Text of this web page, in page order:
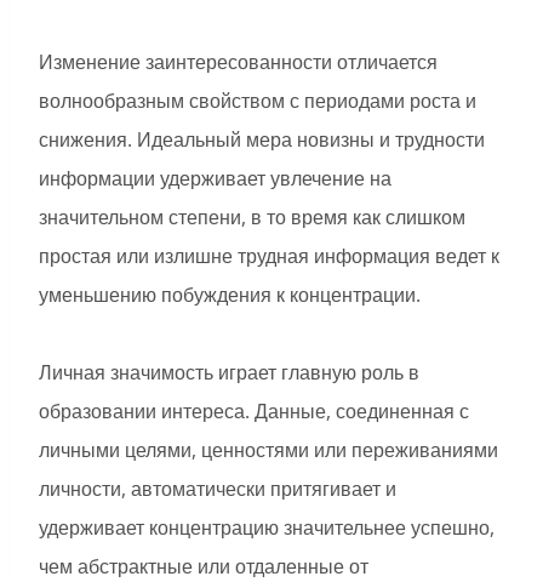
Изменение заинтересованности отличается
волнообразным свойством с периодами роста и
снижения. Идеальный мера новизны и трудности
информации удерживает увлечение на
значительном степени, в то время как слишком
простая или излишне трудная информация ведет к
уменьшению побуждения к концентрации.
Личная значимость играет главную роль в
образовании интереса. Данные, соединенная с
личными целями, ценностями или переживаниями
личности, автоматически притягивает и
удерживает концентрацию значительнее успешно,
чем абстрактные или отдаленные от